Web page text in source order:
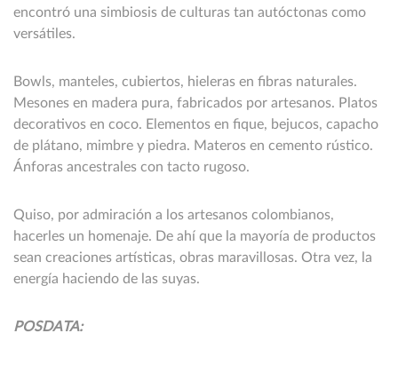
encontró una simbiosis de culturas tan autóctonas como
versátiles.
Bowls, manteles, cubiertos, hieleras en fibras naturales.
Mesones en madera pura, fabricados por artesanos. Platos
decorativos en coco. Elementos en fique, bejucos, capacho
de plátano, mimbre y piedra. Materos en cemento rústico.
Ánforas ancestrales con tacto rugoso.
Quiso, por admiración a los artesanos colombianos,
hacerles un homenaje. De ahí que la mayoría de productos
sean creaciones artísticas, obras maravillosas. Otra vez, la
energía haciendo de las suyas.
POSDATA: